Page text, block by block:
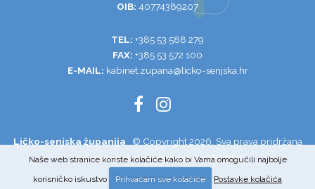
OIB: 40774389207
TEL: +385 53 588 279
FAX: +385 53 572 100
E-MAIL: kabinet.zupana@licko-senjska.hr
Ličko-senjska županija
© Copyright 2026. Sva prava pridržana
Web design & development by VIT CMS
Naše web stranice koriste kolačiće kako bi Vama omogućili najbolje
korisničko iskustvo
Prihvaćam sve kolačiće Postavke kolačića